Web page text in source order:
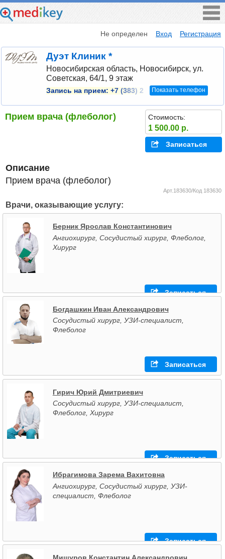
Не определен Вход Регистрация
Дуэт Клиник *
Новосибирская область, Новосибирск, ул.
Советская, 64/1, 9 этаж
Запись на прием: +7 (383) 2 Показать телефон
Прием врача (флеболог) Стоимость:
1 500.00 р.
Записаться
Описание
Прием врача (флеболог)
Арт.183630/Код 183630
Врачи, оказывающие услугу:
Берник Ярослав Константинович
Ангиохирург, Сосудистый хирург, Флеболог,
Хирург
Записаться
Богдашкин Иван Александрович
Сосудистый хирург, УЗИ-специалист,
Флеболог
Записаться
Гирич Юрий Дмитриевич
Сосудистый хирург, УЗИ-специалист,
Флеболог, Хирург
Записаться
Ибрагимова Зарема Вахитовна
Ангиохирург, Сосудистый хирург, УЗИ-
специалист, Флеболог
Записаться